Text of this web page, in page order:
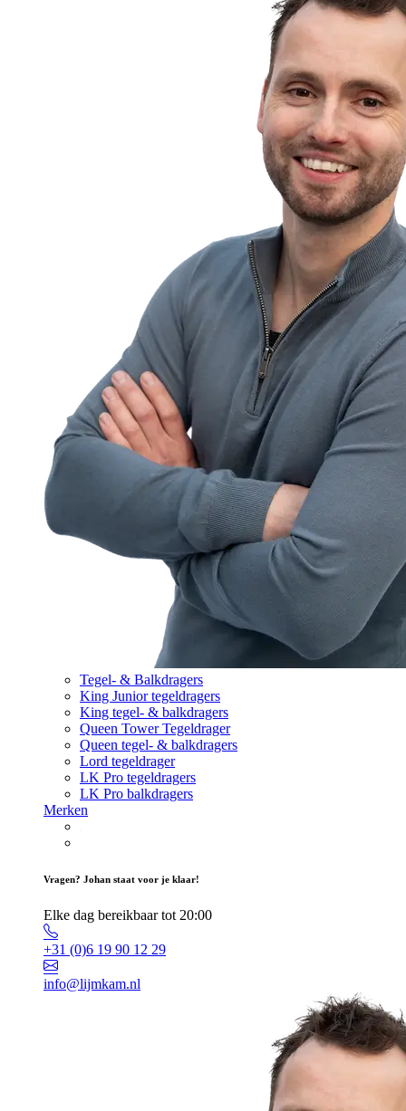
Tegel- & Balkdragers
King Junior tegeldragers
King tegel- & balkdragers
Queen Tower Tegeldrager
Queen tegel- & balkdragers
Lord tegeldrager
LK Pro tegeldragers
LK Pro balkdragers
Merken
Vragen? Johan staat voor je klaar!
Elke dag bereikbaar tot 20:00
+31 (0)6 19 90 12 29
info@lijmkam.nl